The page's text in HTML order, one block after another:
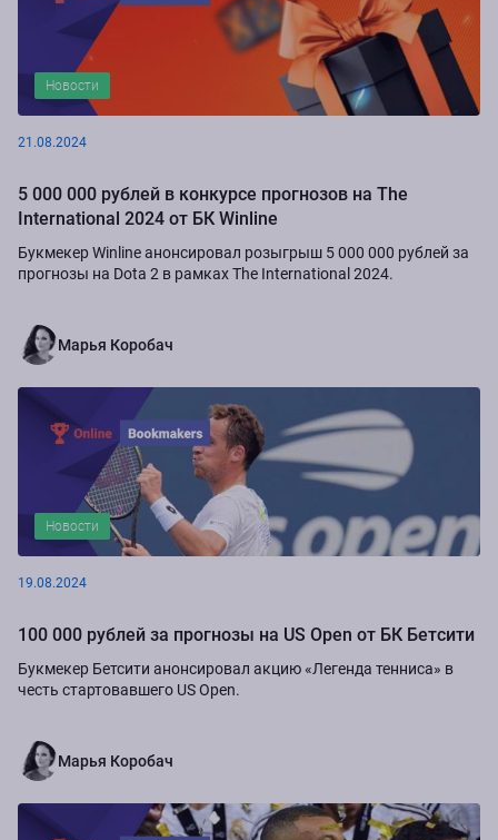
Новости
21.08.2024
5 000 000 рублей в конкурсе прогнозов на The
International 2024 от БК Winline
Букмекер Winline анонсировал розыгрыш 5 000 000 рублей за
прогнозы на Dota 2 в рамках The International 2024.
Марья Коробач
Новости
19.08.2024
100 000 рублей за прогнозы на US Open от БК Бетсити
Букмекер Бетсити анонсировал акцию «Легенда тенниса» в
честь стартовавшего US Open.
Марья Коробач